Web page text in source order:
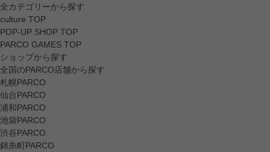
全カテゴリーから探す
culture TOP
POP-UP SHOP TOP
PARCO GAMES TOP
ショップから探す
全国のPARCO店舗から探す
札幌PARCO
仙台PARCO
浦和PARCO
池袋PARCO
渋谷PARCO
錦糸町PARCO